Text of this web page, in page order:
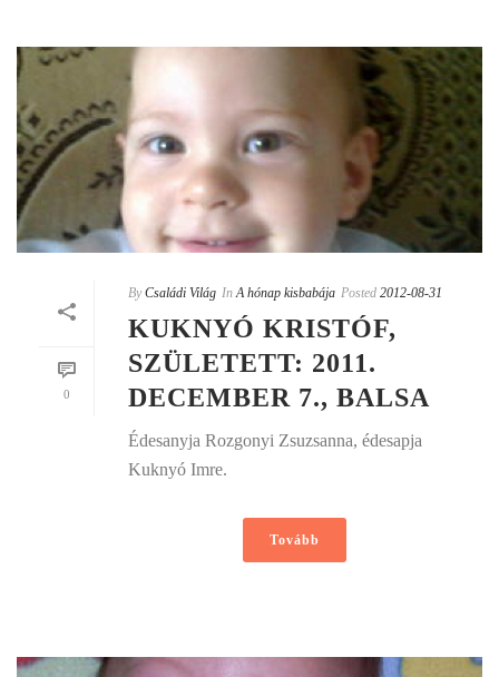
0
By Családi Világ In A hónap kisbabája Posted 2012-08-31
KUKNYÓ KRISTÓF,
SZÜLETETT: 2011.
DECEMBER 7., BALSA
Édesanyja Rozgonyi Zsuzsanna, édesapja
Kuknyó Imre.
Tovább